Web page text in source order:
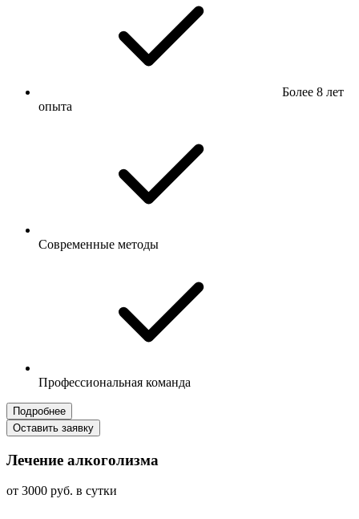
Более 8 лет
опыта
Современные методы
Профессиональная команда
Подробнее
Оставить заявку
Лечение алкоголизма
от 3000 руб. в сутки